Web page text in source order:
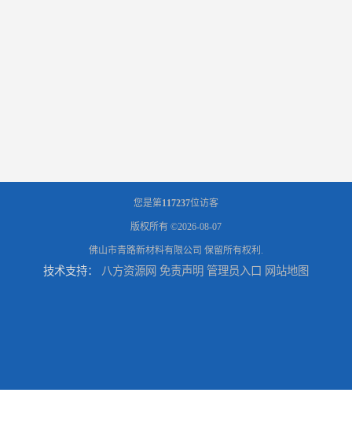
您是第117237位访客
版权所有 ©2026-08-07
佛山市青路新材料有限公司 保留所有权利.
技术支持： 八方资源网 免责声明 管理员入口 网站地图